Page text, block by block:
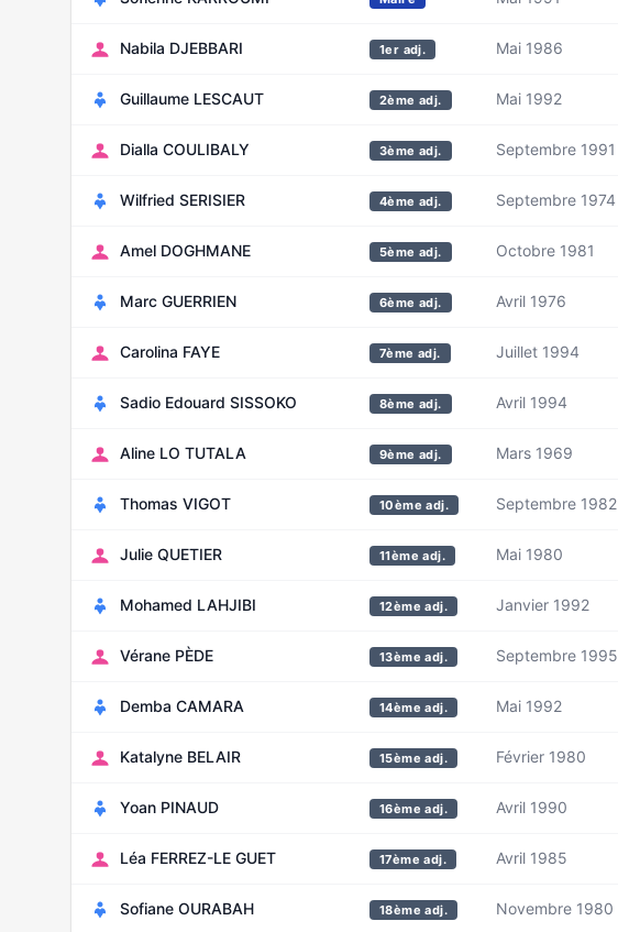
Nabila DJEBBARI 1er adj. Mai 1986
Guillaume LESCAUT 2ème adj. Mai 1992
Dialla COULIBALY 3ème adj. Septembre 1991
Wilfried SERISIER 4ème adj. Septembre 1974
Amel DOGHMANE 5ème adj. Octobre 1981
Marc GUERRIEN 6ème adj. Avril 1976
Carolina FAYE 7ème adj. Juillet 1994
Sadio Edouard SISSOKO 8ème adj. Avril 1994
Aline LO TUTALA 9ème adj. Mars 1969
Thomas VIGOT 10ème adj. Septembre 1982
Julie QUETIER 11ème adj. Mai 1980
Mohamed LAHJIBI 12ème adj. Janvier 1992
Vérane PÈDE 13ème adj. Septembre 1995
Demba CAMARA 14ème adj. Mai 1992
Katalyne BELAIR 15ème adj. Février 1980
Yoan PINAUD 16ème adj. Avril 1990
Léa FERREZ-LE GUET 17ème adj. Avril 1985
Sofiane OURABAH 18ème adj. Novembre 1980